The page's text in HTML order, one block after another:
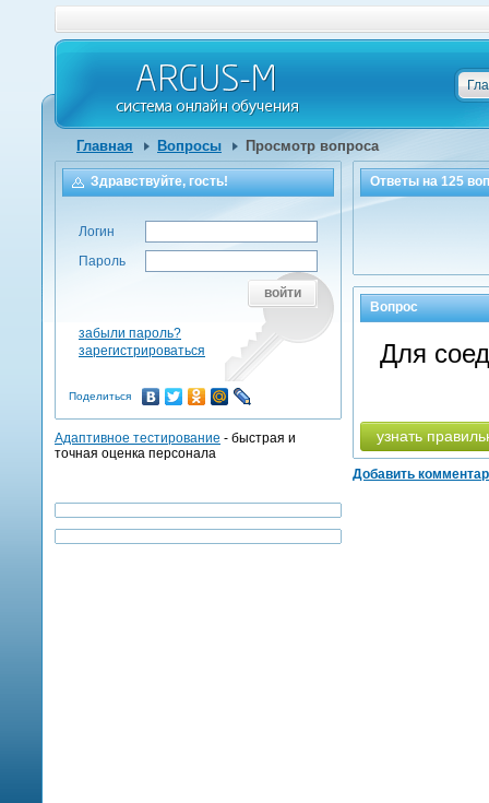
Главная Вопросы Просмотр вопроса
Ответы на125
Вопрос
Для
узнать
Добавить
Здравствуйте, гость!
Логин
Пароль
войти
забыли пароль?
зарегистрироваться
Поделиться
Адаптивное тестирование - быстрая и
точная оценка персонала